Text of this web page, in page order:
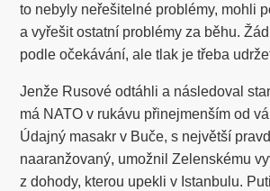
to nebyly neřešitelné problémy, mohli
a vyřešit ostatní problémy za běhu.
podle očekávání, ale tlak je třeba
Jenže Rusové odtáhli a následoval
má NATO v rukávu přinejmenším od
Údajný masakr v Buče, s největší
naaranžovaný, umožnil Zelenskému
z dohody, kterou upekli v Istanbulu.